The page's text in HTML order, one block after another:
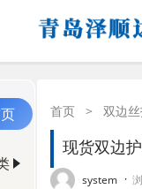
首页 > 双边
现货双边
system ·